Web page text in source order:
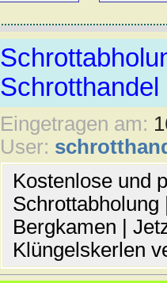
Schrotthandel
Eingetragen am:
User:
Kostenlose und
Bergkamen |
Klüngelskerlen